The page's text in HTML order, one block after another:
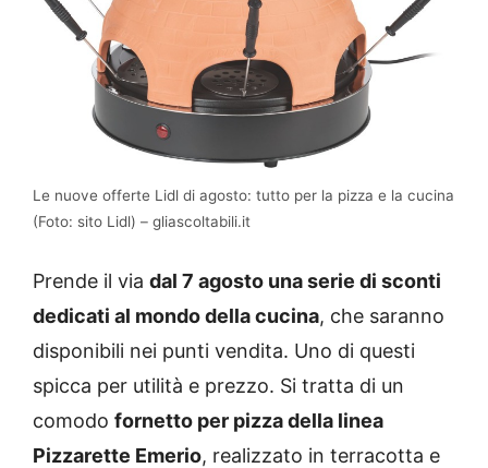
Le nuove offerte Lidl di agosto: tutto per la pizza e la cucina
(Foto: sito Lidl) – gliascoltabili.it
Prende il via dal 7 agosto una serie di sconti
dedicati al mondo della cucina, che saranno
disponibili nei punti vendita. Uno di questi
spicca per utilità e prezzo. Si tratta di un
comodo fornetto per pizza della linea
Pizzarette Emerio, realizzato in terracotta e